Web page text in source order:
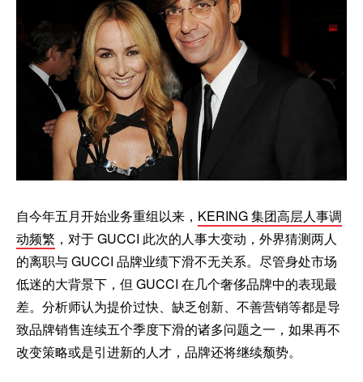
自今年五月开始业务重组以来， KERING 集团高层人事调
动频繁 ，对于 GUCCI 此次的人事大变动，外界猜测两人
的离职与 GUCCI 品牌业绩下滑不无关系。尽管身处市场
低迷的大背景下，但 GUCCI 在几个奢侈品牌中的表现最
差。分析师认为提价过快、缺乏创新、不善营销等都是导
致品牌销售连续五个季度下滑的诸多问题之一，如果再不
改变策略或是引进新的人才，品牌还将继续颓势。